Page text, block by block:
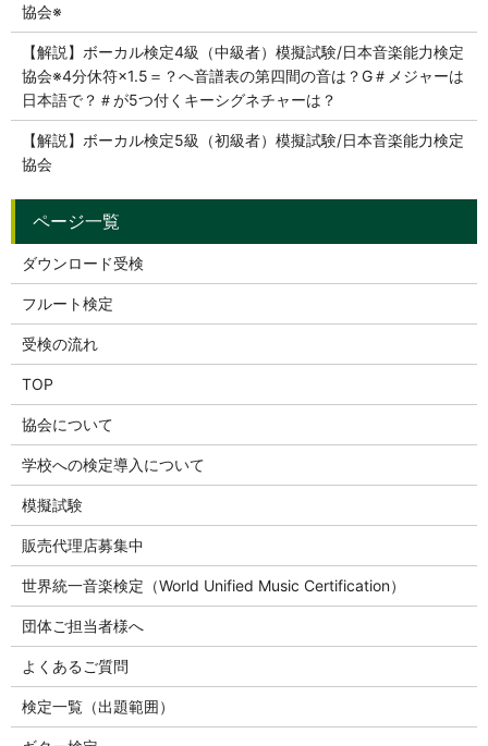
協会※
【解説】ボーカル検定4級（中級者）模擬試験/日本音楽能力検定
協会※4分休符×1.5＝？へ音譜表の第四間の音は？G＃メジャーは
日本語で？＃が5つ付くキーシグネチャーは？
【解説】ボーカル検定5級（初級者）模擬試験/日本音楽能力検定
協会
ダウンロード受検
フルート検定
受検の流れ
TOP
協会について
学校への検定導入について
模擬試験
販売代理店募集中
世界統一音楽検定（World Unified Music Certification）
団体ご担当者様へ
よくあるご質問
検定一覧（出題範囲）